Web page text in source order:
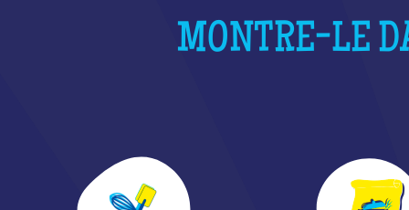
MONTRE-LE